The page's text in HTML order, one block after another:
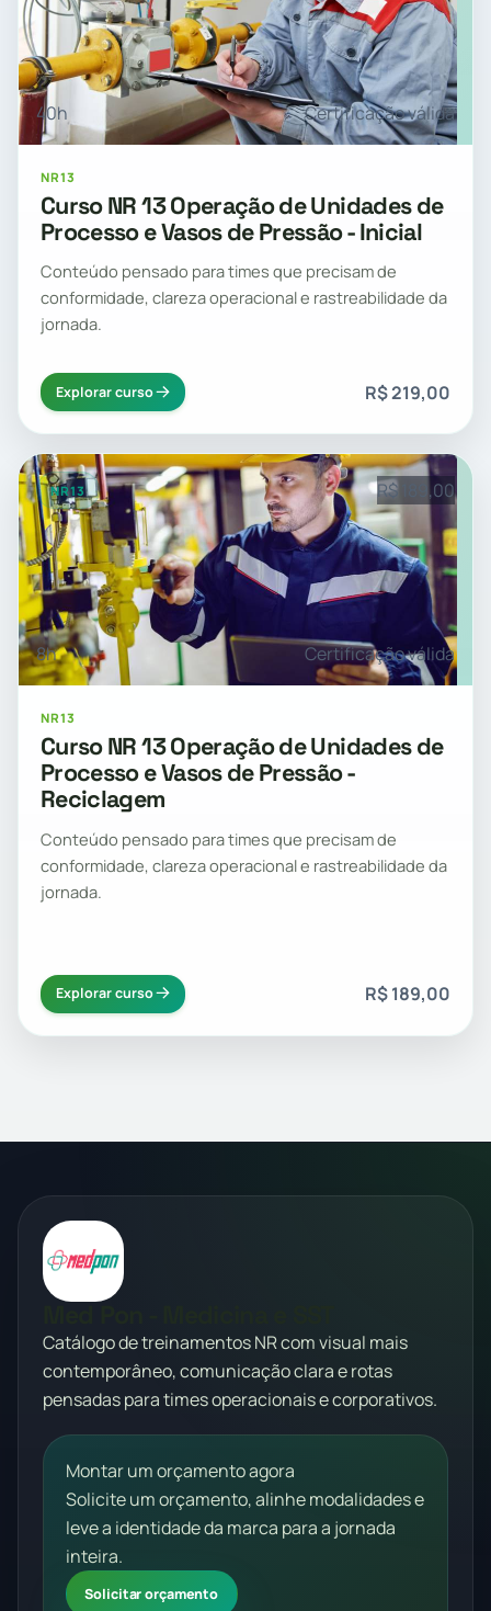
40h Certificação válida
NR13
Curso NR 13 Operação de Unidades de
Processo e Vasos de Pressão - Inicial
Conteúdo pensado para times que precisam de
conformidade, clareza operacional e rastreabilidade da
jornada.
Explorar curso R$ 219,00
NR13 R$ 189,00
8h Certificação válida
NR13
Curso NR 13 Operação de Unidades de
Processo e Vasos de Pressão -
Reciclagem
Conteúdo pensado para times que precisam de
conformidade, clareza operacional e rastreabilidade da
jornada.
Explorar curso R$ 189,00
Catálogo de treinamentos NR com visual mais
contemporâneo, comunicação clara e rotas
pensadas para times operacionais e corporativos.
Montar um orçamento agora
Solicite um orçamento, alinhe modalidades e
leve a identidade da marca para a jornada
inteira.
Solicitar orçamento